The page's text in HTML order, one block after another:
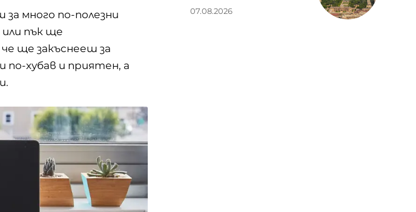
много по-полезни
или пък ще
ще закъснееш за
хубав и приятен, а
07.08.2026